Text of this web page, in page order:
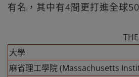
有名，其中有4間更打進全球50
大學
麻省理工學院 (Massachusetts